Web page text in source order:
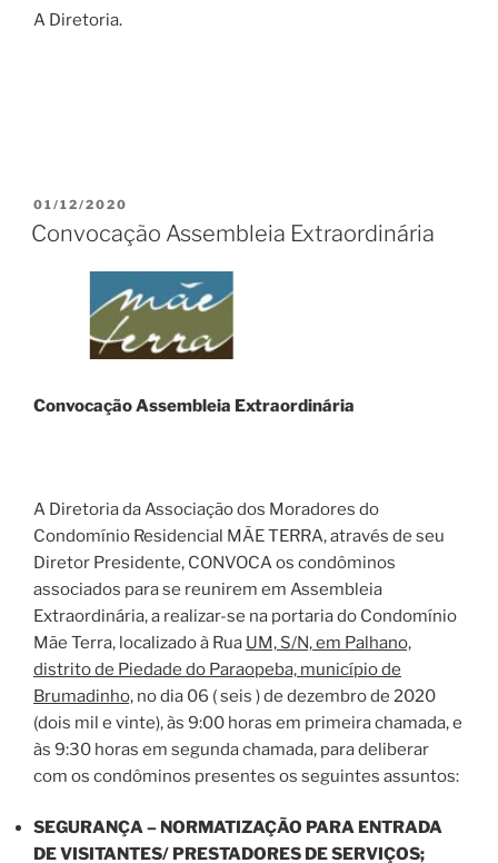
A Diretoria.
PUBLICADO
EM
01/12/2020
Convocação Assembleia Extraordinária
Convocação Assembleia Extraordinária
A Diretoria da Associação dos Moradores do
Condomínio Residencial MÃE TERRA, através de seu
Diretor Presidente, CONVOCA os condôminos
associados para se reunirem em Assembleia
Extraordinária, a realizar-se na portaria do Condomínio
Mãe Terra, localizado à Rua UM, S/N, em Palhano,
distrito de Piedade do Paraopeba, município de
Brumadinho, no dia 06 ( seis ) de dezembro de 2020
(dois mil e vinte), às 9:00 horas em primeira chamada, e
às 9:30 horas em segunda chamada, para deliberar
com os condôminos presentes os seguintes assuntos:
SEGURANÇA – NORMATIZAÇÃO PARA ENTRADA
DE VISITANTES/ PRESTADORES DE SERVIÇOS;